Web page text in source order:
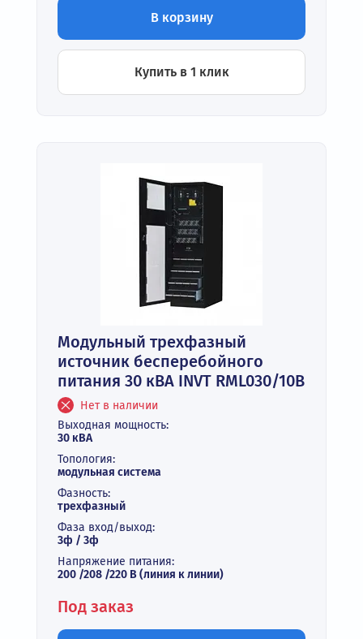
В корзину
Купить в 1 клик
Модульный трехфазный
источник бесперебойного
питания 30 кВА INVT RML030/10B
Нет в наличии
Выходная мощность:
30 кВА
Топология:
модульная система
Фазность:
трехфазный
Фаза вход/выход:
3ф / 3ф
Напряжение питания:
200 /208 /220 В (линия к линии)
Под заказ